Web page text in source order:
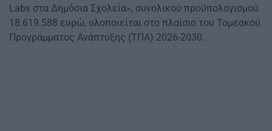
Labs στα Δημόσια Σχολεία», συνολικού προϋπολογισμού
18.619.588 ευρώ, υλοποιείται στο πλαίσιο του Τομεακού
Προγράμματος Ανάπτυξης (ΤΠΑ) 2026-2030.